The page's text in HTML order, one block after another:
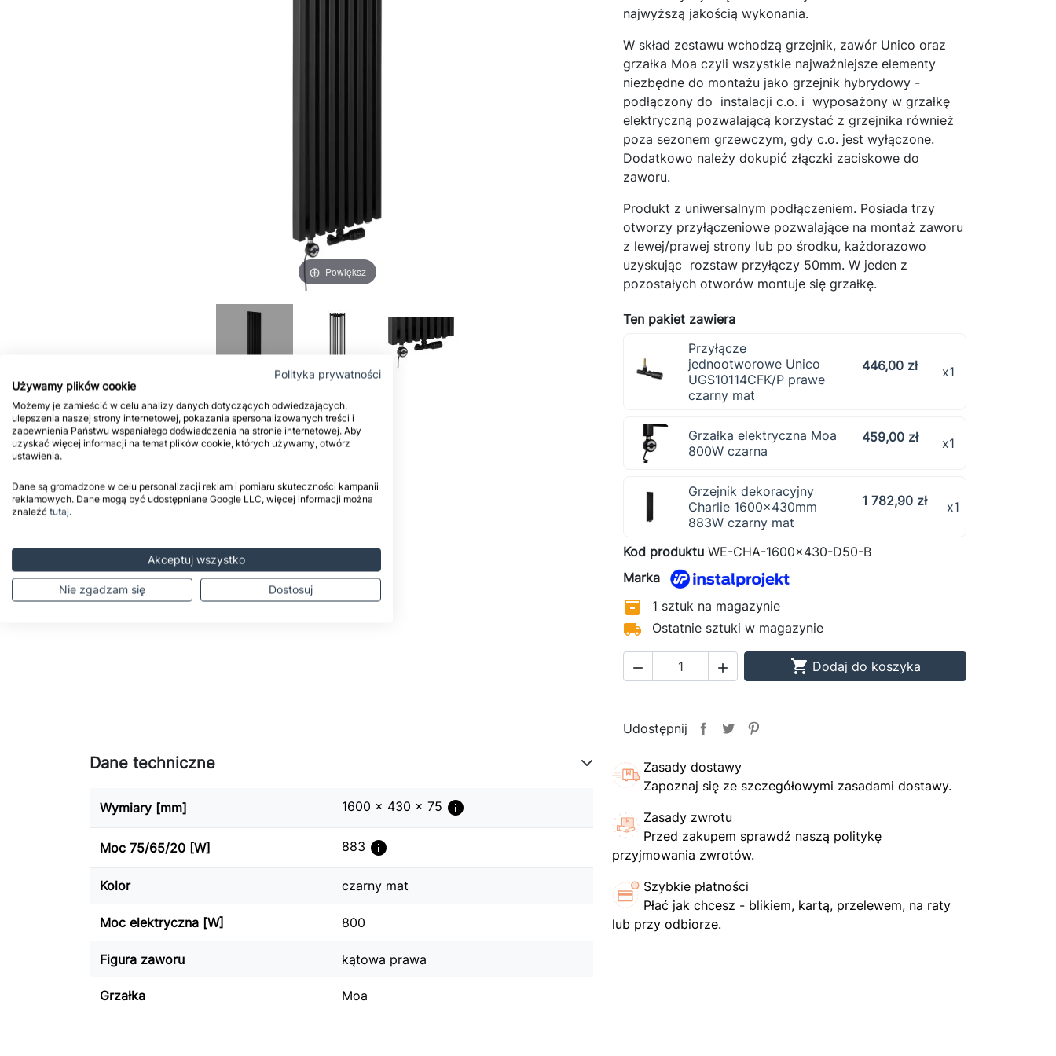
wyprodukowany w Polsce. Element grzejny to sprawdzony i niezwykle trwały
grzejnik panelowy firmy Perfexim, natomiast gładki stalowy ekran powstał w
firmie Instal-projekt z wykorzystaniem najnowocześniejszych laserów
przemysłowych. Grzejniki dostępne w kolorze białym i czarnym z
Powiększ
najwyższą jakością wykonania.
W skład zestawu wchodzą grzejnik, zawór Unico oraz
grzałka Moa czyli wszystkie najważniejsze elementy
niezbędne do montażu jako grzejnik hybrydowy -
podłączony do instalacji c.o. i wyposażony w grzałkę
elektryczną pozwalającą korzystać z grzejnika również
poza sezonem grzewczym, gdy c.o. jest wyłączone.
Dodatkowo należy dokupić złączki zaciskowe do
zaworu.
Produkt z uniwersalnym podłączeniem. Posiada trzy
otworzy przyłączeniowe pozwalające na montaż zaworu
z lewej/prawej strony lub po środku, każdorazowo
uzyskując rozstaw przyłączy 50mm. W jeden z
pozostałych otworów montuje się grzałkę.
Ten pakiet zawiera
Przyłącze
jednootworowe Unico
UGS10114CFK/P prawe
czarny mat
446,00 zł x1
Grzałka elektryczna Moa
800W czarna
459,00 zł x1
Grzejnik dekoracyjny
Charlie 1600x430mm
883W czarny mat
1 782,90 zł x1
Kod produktu WE-CHA-1600x430-D50-B
Marka
 1 sztuk na magazynie
 Ostatnie sztuki w magazynie
   Dodaj do koszyka
Udostępnij
Zasady dostawy
Zapoznaj się ze szczegółowymi zasadami dostawy.
Zasady zwrotu
Przed zakupem sprawdź naszą politykę
przyjmowania zwrotów.
Szybkie płatności
Płać jak chcesz - blikiem, kartą, przelewem, na raty
lub przy odbiorze.
Dane techniczne
Wymiary [mm] 1600 x 430 x 75 info
Moc 75/65/20 [W] 883 info
Kolor czarny mat
Moc elektryczna [W] 800
Figura zaworu kątowa prawa
Grzałka Moa
Polityka prywatności
Używamy plików cookie
Możemy je zamieścić w celu analizy danych dotyczących odwiedzających,
ulepszenia naszej strony internetowej, pokazania spersonalizowanych treści i
zapewnienia Państwu wspaniałego doświadczenia na stronie internetowej. Aby
uzyskać więcej informacji na temat plików cookie, których używamy, otwórz
ustawienia.
Dane są gromadzone w celu personalizacji reklam i pomiaru skuteczności kampanii
reklamowych. Dane mogą być udostępniane Google LLC, więcej informacji można
znaleźć tutaj.
Akceptuj wszystko
Nie zgadzam się Dostosuj